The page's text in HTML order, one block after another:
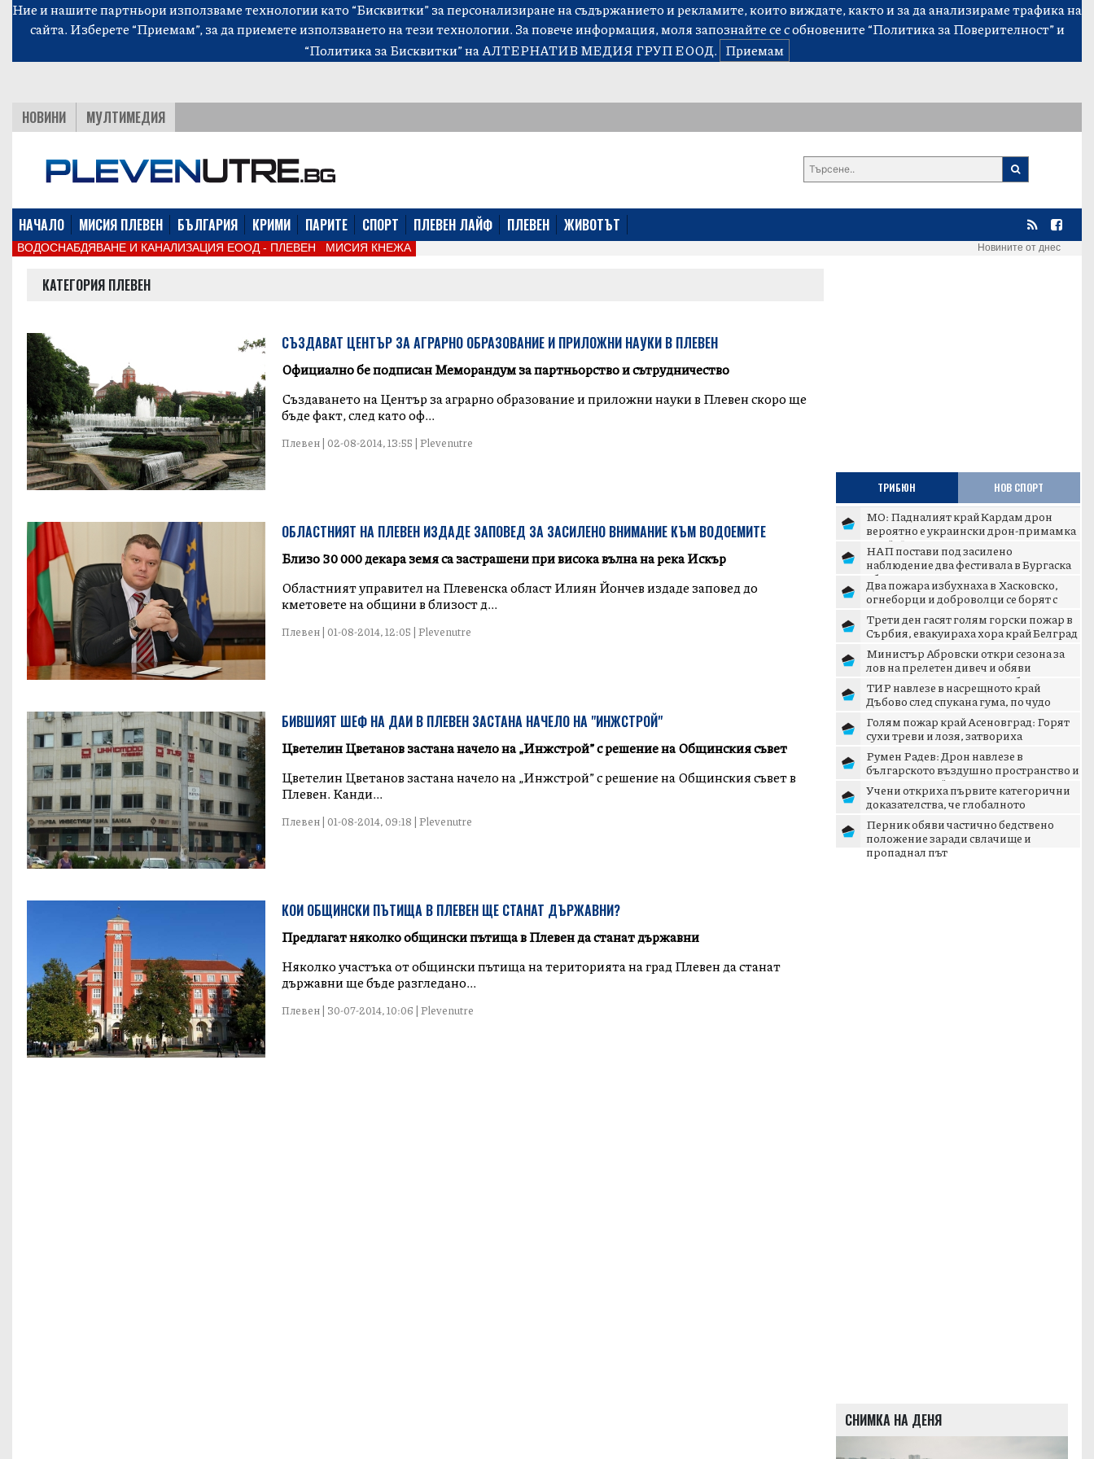
Ние и нашите партньори използваме технологии като “Бисквитки” за персонализиране на съдържанието и рекламите, които виждате, както и за да анализираме трафика на
сайта. Изберете “Приемам”, за да приемете използването на тези технологии. За повече информация, моля запознайте се с обновените“Политика за Поверителност”и
“Политика за Бисквитки”на АЛТЕРНАТИВ МЕДИЯ ГРУП ЕООД. Приемам
НОВИНИ МУЛТИМЕДИЯ
НАЧАЛО МИСИЯ ПЛЕВЕН БЪЛГАРИЯ КРИМИ ПАРИТЕ СПОРТ ПЛЕВЕН ЛАЙФ ПЛЕВЕН ЖИВОТЪТ
ВОДОСНАБДЯВАНЕ И КАНАЛИЗАЦИЯ ЕООД - ПЛЕВЕН МИСИЯ КНЕЖА Новините от днес
КАТЕГОРИЯ ПЛЕВЕН
СЪЗДАВАТ ЦЕНТЪР ЗА АГРАРНО ОБРАЗОВАНИЕ И ПРИЛОЖНИ НАУКИ В ПЛЕВЕН
Официално бе подписан Меморандум за партньорство и сътрудничество
Създаването на Център за аграрно образование и приложни науки в Плевен скоро ще
бъде факт, след като оф...
Плевен | 02-08-2014, 13:55 | Plevenutre
ОБЛАСТНИЯТ НА ПЛЕВЕН ИЗДАДЕ ЗАПОВЕД ЗА ЗАСИЛЕНО ВНИМАНИЕ КЪМ ВОДОЕМИТЕ
Близо 30 000 декара земя са застрашени при висока вълна на река Искър
Областният управител на Плевенска област Илиян Йончев издаде заповед до
кметовете на общини в близост д...
Плевен | 01-08-2014, 12:05 | Plevenutre
БИВШИЯТ ШЕФ НА ДАИ В ПЛЕВЕН ЗАСТАНА НАЧЕЛО НА "ИНЖСТРОЙ"
Цветелин Цветанов застана начело на „Инжстрой” с решение на Общинския съвет
Цветелин Цветанов застана начело на „Инжстрой” с решение на Общинския съвет в
Плевен. Канди...
Плевен | 01-08-2014, 09:18 | Plevenutre
КОИ ОБЩИНСКИ ПЪТИЩА В ПЛЕВЕН ЩЕ СТАНАТ ДЪРЖАВНИ?
Предлагат няколко общински пътища в Плевен да станат държавни
Няколко участъка от общински пътища на територията на град Плевен да станат
държавни ще бъде разгледано...
Плевен | 30-07-2014, 10:06 | Plevenutre
ТРИБЮН НОВ СПОРТ
МО: Падналият край Кардам дрон
вероятно е украински дрон-примамка
„Майя“
НАП постави под засилено
наблюдение два фестивала в Бургаска
област
Два пожара избухнаха в Хасковско,
огнеборци и доброволци се борят с
пламъците
Трети ден гасят голям горски пожар в
Сърбия, евакуираха хора край Белград
Министър Абровски откри сезона за
лов на прелетен дивеч и обяви
дигитализация на ловните б...
ТИР навлезе в насрещното край
Дъбово след спукана гума, по чудо
няма жертви
Голям пожар край Асеновград: Горят
сухи треви и лозя, затвориха
околовръстния път
Румен Радев: Дрон навлезе в
българското въздушно пространство и
се взриви край границата с...
Учени откриха първите категорични
доказателства, че глобалното
затопляне се ускорява
Перник обяви частично бедствено
положение заради свлачище и
пропаднал път
СНИМКА НА ДЕНЯ